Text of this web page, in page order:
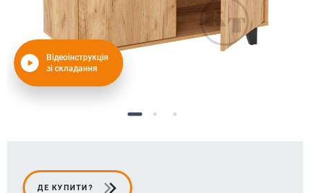
Відеоінструкція
зі складання
ДЕ КУПИТИ?